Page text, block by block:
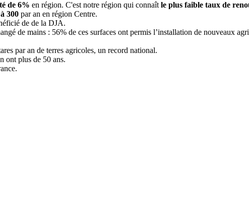
de 6% en région. C'est notre région qui connaîtle plus faible taux de
300 par an en région Centre.
de de la DJA.
de mains : 56% de ces surfaces ont permis l’installation de nouveaux
par an de terres agricoles, un record national.
ont plus de 50 ans.